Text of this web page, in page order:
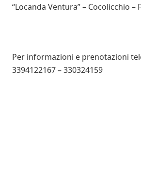
“Locanda Ventura” – Cocolicchio –
Per informazioni e prenotazioni
3394122167 – 330324159